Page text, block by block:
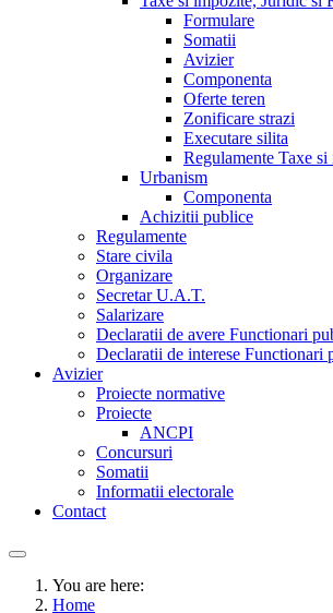
Formulare
Somatii
Avizier
Componenta
Oferte teren
Zonificare strazi
Executare silita
Regulamente Taxe
Urbanism
Componenta
Achizitii publice
Regulamente
Stare civila
Organizare
Secretar U.A.T.
Salarizare
Declaratii de avere Functionari
Declaratii de interese Functionari
Avizier
Proiecte normative
Proiecte
ANCPI
Concursuri
Somatii
Informatii electorale
Contact
You are here:
Home